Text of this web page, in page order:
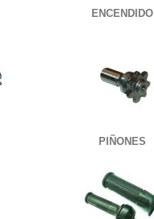
ENCENDIDO
PIÑONES